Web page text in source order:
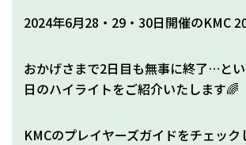
2024年6月28・29・30日開催のKMC
おかげさまで2日目も無事に終了…と
日のハイライトをご紹介いたします🌈
KMCのプレイヤーズガイドをチェック